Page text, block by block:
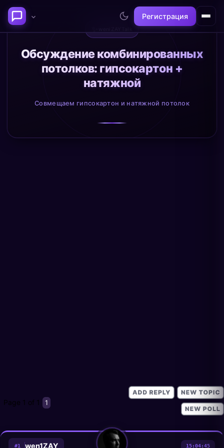
Регистрация
Последние темы
Философия сознания:
где граница между "я" и
@alex
Нейронаука и
реальность
@neuro
Обсуждение комбинированных
потолков: гипсокартон +
натяжной
Совмещаем гипсокартон и натяжной потолок
Page 1 of 1 1
#1 wen1ZAY 15:04:45